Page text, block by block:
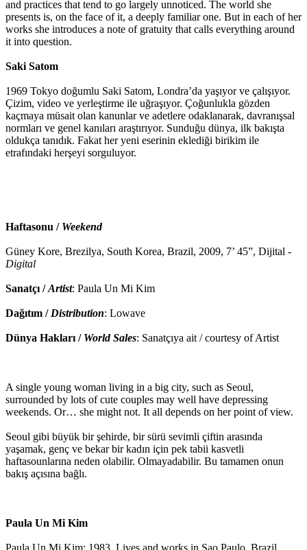
and practices that tend to go largely unnoticed. The world she
presents is, on the face of it, a deeply familiar one. But in each of her
works she introduces a note of gratuity that calls everything around
it into question.
Saki Satom
1969 Tokyo doğumlu Saki Satom, Londra’da yaşıyor ve çalışıyor.
Çizim, video ve yerleştirme ile uğraşıyor. Çoğunlukla gözden
kaçmaya müsait olan kanunlar ve adetlere odaklanarak, davranışsal
normları ve genel kanıları araştırıyor. Sunduğu dünya, ilk bakışta
oldukça tanıdık. Fakat her yeni eserinin eklediği birikim ile
etrafındaki herşeyi sorguluyor.
Haftasonu / Weekend
Güney Kore, Brezilya, South Korea, Brazil, 2009, 7’ 45”, Dijital -
Digital
Sanatçı /Artist: Paula Un Mi Kim
Dağıtım / Distribution: Lowave
Dünya Hakları / World Sales: Sanatçıya ait / courtesy of Artist
A single young woman living in a big city, such as Seoul,
surrounded by lots of cute couples may well have depressing
weekends. Or… she might not. It all depends on her point of view.
Seoul gibi büyük bir şehirde, bir sürü sevimli çiftin arasında
yaşamak, genç ve bekar bir kadın için pek tabii kasvetli
haftasounlarına neden olabilir. Olmayadabilir. Bu tamamen onun
bakış açısına bağlı.
Paula Un Mi Kim
Paula Un Mi Kim; 1983. Lives and works in Sao Paulo, Brazil.